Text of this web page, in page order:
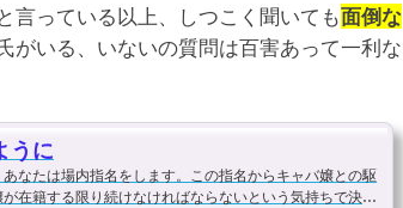
言っている以上、しつこく聞いても面倒な
がいる、いないの質問は百害あって一利な
うに
なたは場内指名をします。この指名からキャバ嬢との駆
在籍する限り続けなければならないという気持ちで決断